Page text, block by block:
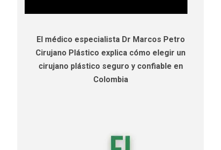
El médico especialista Dr Marcos Petro
Cirujano Plástico explica cómo elegir un
cirujano plástico seguro y confiable en
Colombia